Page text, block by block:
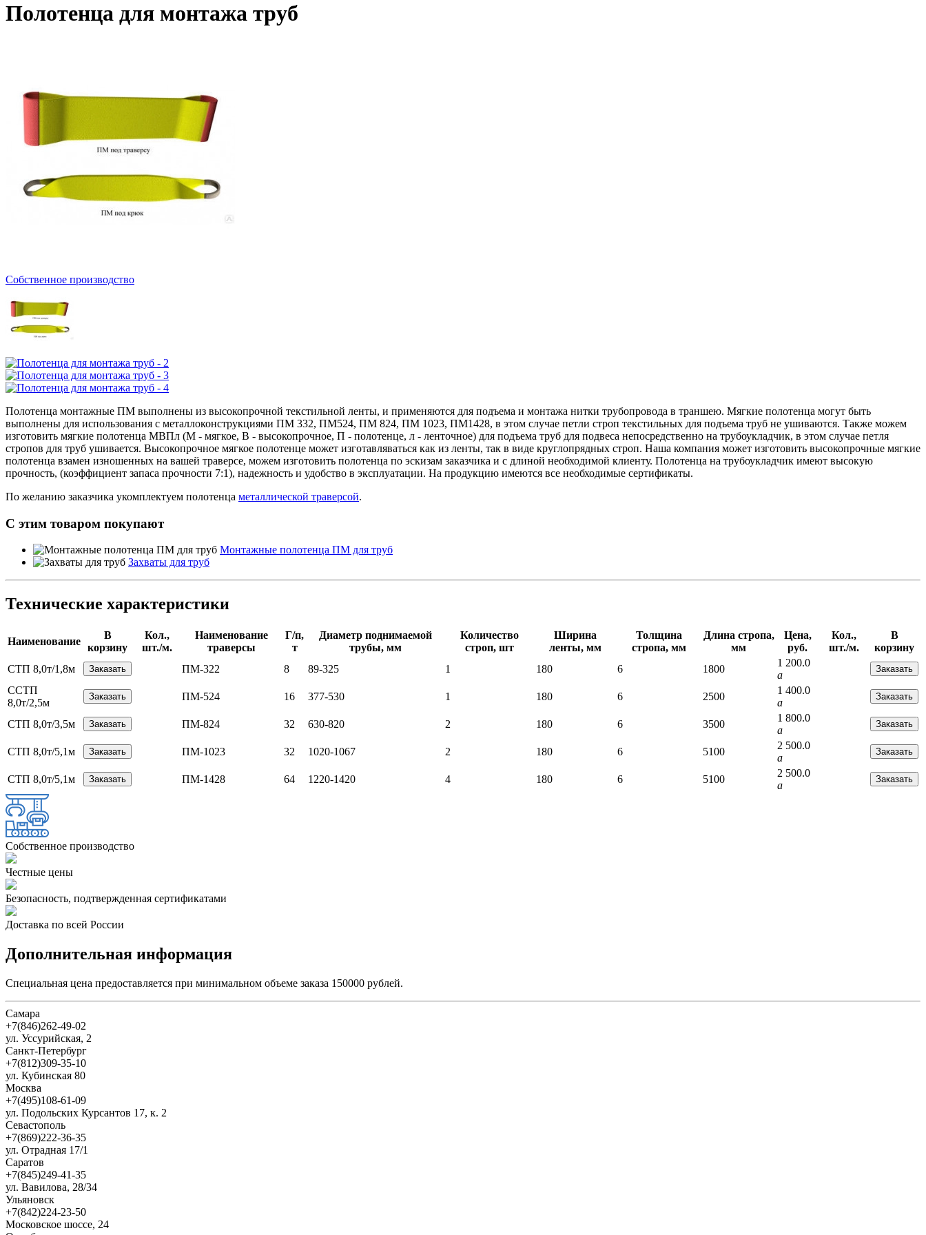
Полотенца для монтажа труб
Собственное производство
Полотенца монтажные ПМ выполнены из высокопрочной текстильной ленты, и применяются для подъема и монтажа нитки трубопровода в траншею. Мягкие полотенца могут быть
выполнены для использования с металлоконструкциями ПМ 332, ПМ524, ПМ 824, ПМ 1023, ПМ1428, в этом случае петли строп текстильных для подъема труб не ушиваются. Также можем
изготовить мягкие полотенца МВПл (М - мягкое, В - высокопрочное, П - полотенце, л - ленточное) для подъема труб для подвеса непосредственно на трубоукладчик, в этом случае петля
стропов для труб ушивается. Высокопрочное мягкое полотенце может изготавляваться как из ленты, так в виде круглопрядных строп. Наша компания может изготовить высокопрочные мягкие
полотенца взамен изношенных на вашей траверсе, можем изготовить полотенца по эскизам заказчика и с длиной необходимой клиенту. Полотенца на трубоукладчик имеют высокую
прочность, (коэффициент запаса прочности 7:1), надежность и удобство в эксплуатации. На продукцию имеются все необходимые сертификаты.
По желанию заказчика укомплектуем полотенца металлической траверсой.
С этим товаром покупают
Монтажные полотенца ПМ для труб
Захваты для труб
Технические характеристики
Наименование
В
корзину
Кол.,
шт./м.
Наименование
траверсы
Г/п,
т
Диаметр поднимаемой
трубы, мм
Количество
строп, шт
Ширина
ленты, мм
Толщина
стропа, мм
Длина стропа,
мм
Цена,
руб.
Кол.,
шт./м.
В
корзину
СТП 8,0т/1,8м
ПМ-322 8 89-325 1 180 6 1800
1 200.0
a
ССТП
8,0т/2,5м
ПМ-524 16 377-530 1 180 6 2500
1 400.0
a
СТП 8,0т/3,5м
ПМ-824 32 630-820 2 180 6 3500
1 800.0
a
СТП 8,0т/5,1м
ПМ-1023 32 1020-1067 2 180 6 5100
2 500.0
a
СТП 8,0т/5,1м
ПМ-1428 64 1220-1420 4 180 6 5100
2 500.0
a
Собственное производство
Чеcтные цены
Безопасность, подтвержденная сертификатами
Доставка по всей России
Дополнительная информация
Специальная цена предоставляется при минимальном объеме заказа 150000 рублей.
Самара
+7(846)262-49-02
ул. Уссурийская, 2
Санкт-Петербург
+7(812)309-35-10
ул. Кубинская 80
Москва
+7(495)108-61-09
ул. Подольских Курсантов 17, к. 2
Севастополь
+7(869)222-36-35
ул. Отрадная 17/1
Саратов
+7(845)249-41-35
ул. Вавилова, 28/34
Ульяновск
+7(842)224-23-50
Московское шоссе, 24